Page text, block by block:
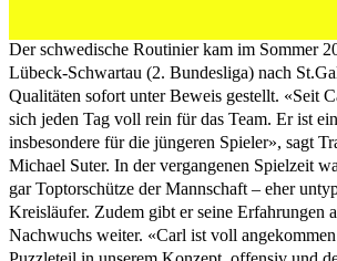
Der schwedische Routinier kam im Sommer
Lübeck-Schwartau (2. Bundesliga) nach
Qualitäten sofort unter Beweis gestellt. «Seit
sich jeden Tag voll rein für das Team. Er ist
insbesondere für die jüngeren Spieler», sagt
Michael Suter. In der vergangenen Spielzeit
gar Toptorschütze der Mannschaft – eher
Kreisläufer. Zudem gibt er seine Erfahrungen
Nachwuchs weiter. «Carl ist voll